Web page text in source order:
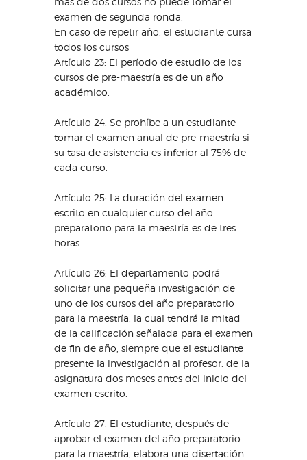
examen de segunda ronda.
En caso de repetir año, el estudiante cursa
todos los cursos
Artículo 23: El período de estudio de los
cursos de pre-maestría es de un año
académico.
Artículo 24: Se prohíbe a un estudiante
tomar el examen anual de pre-maestría si
su tasa de asistencia es inferior al 75% de
cada curso.
Artículo 25: La duración del examen
escrito en cualquier curso del año
preparatorio para la maestría es de tres
horas.
Artículo 26: El departamento podrá
solicitar una pequeña investigación de
uno de los cursos del año preparatorio
para la maestría, la cual tendrá la mitad
de la calificación señalada para el examen
de fin de año, siempre que el estudiante
presente la investigación al profesor. de la
asignatura dos meses antes del inicio del
examen escrito.
Artículo 27: El estudiante, después de
aprobar el examen del año preparatorio
para la maestría, elabora una disertación